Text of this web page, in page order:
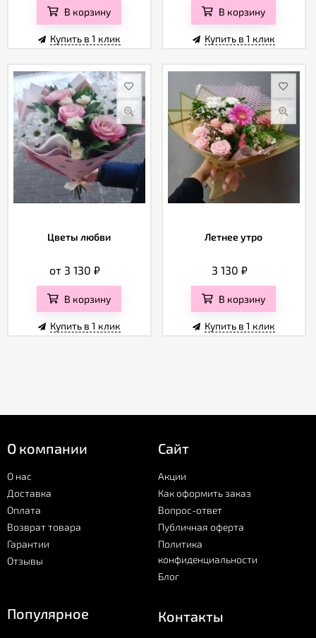
В корзину
Купить в 1 клик
В корзину
Купить в 1 клик
Цветы любви
от 3 130₽
В корзину
Купить в 1 клик
Летнее утро
3 130 ₽
В корзину
Купить в 1 клик
О компании
О нас
Доставка
Оплата
Возврат товара
Гарантии
Отзывы
Сайт
Акции
Как оформить заказ
Вопрос-ответ
Публичная оферта
Политика
конфиденциальности
Блог
Популярное Контакты